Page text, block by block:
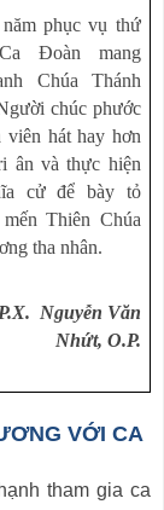
phục vụ thứ
Đoàn mang
Chúa Thánh
chúc phước
viên hát hay hơn
ân và thực hiện
cử để bày tỏ
Thiên Chúa
tha nhân.
Nguyễn Văn
Nhứt, O.P.
VỚI CA
tham gia ca